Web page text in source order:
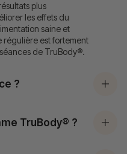
plus
les effets du
saine et
régulière est fortement
de TruBody®.
?
TruBody® ?